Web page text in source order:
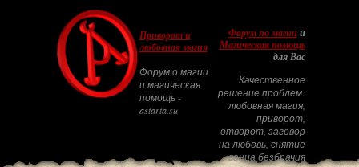
Приворот и
любовная магия
Форум о магии
и магическая
помощь -
astarta.su
Форум по магиии
Магическая помощь
для Вас
Качественное
решение проблем:
любовная магия,
приворот,
отворот, заговор
на любовь, снятие
венца безбрачия